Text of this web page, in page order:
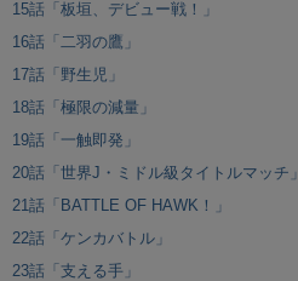
15話「板垣、デビュー戦！」
16話「二羽の鷹」
17話「野生児」
18話「極限の減量」
19話「一触即発」
20話「世界J・ミドル級タイトルマッチ」
21話「BATTLE OF HAWK！」
22話「ケンカバトル」
23話「支える手」